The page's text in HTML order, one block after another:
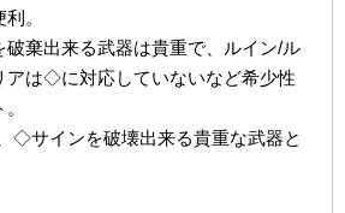
。
棄出来る武器は貴重で、ルイン/ル
アは◇に対応していないなど希少性
◇サインを破壊出来る貴重な武器と